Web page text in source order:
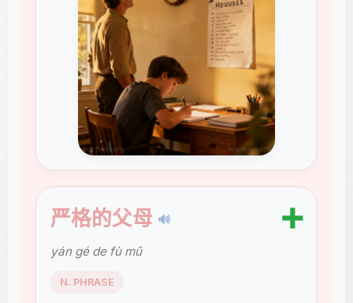
严格的父母 🔊 ➕
yán gé de fù mǔ
N. PHRASE